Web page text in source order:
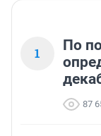
1
По
87